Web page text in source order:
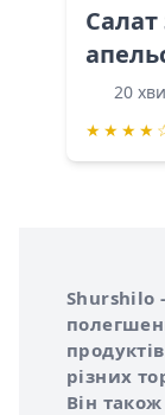
Салат
20
★ ★ ★ ★
Про
Shurshilo
різних
Він